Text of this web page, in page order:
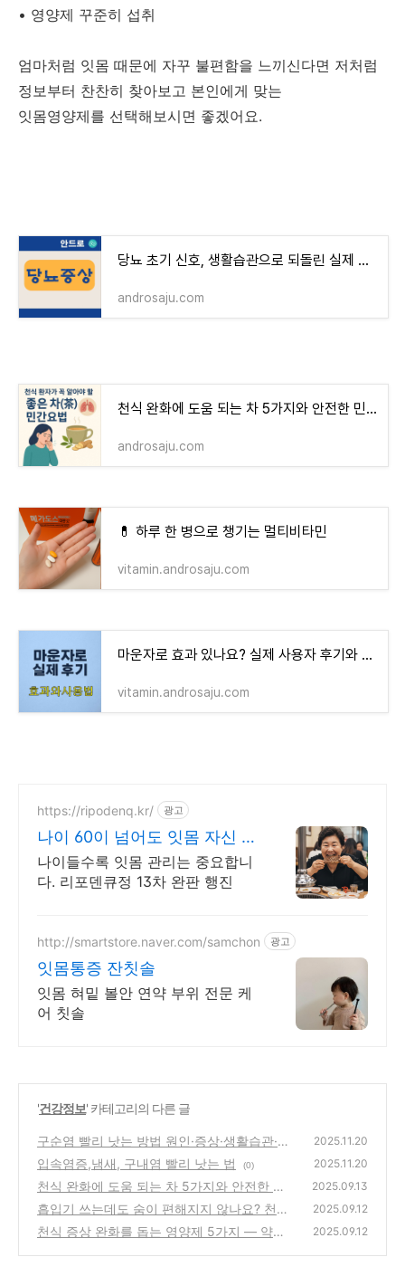
• 영양제 꾸준히 섭취
엄마처럼 잇몸 때문에 자꾸 불편함을 느끼신다면 저처럼
정보부터 찬찬히 찾아보고 본인에게 맞는
잇몸영양제를 선택해보시면 좋겠어요.
당뇨 초기 신호, 생활습관으로 되돌린 실제 변화
androsaju.com
천식 완화에 도움 되는 차 5가지와 안전한 민간요법 가이드
androsaju.com
💊 하루 한 병으로 챙기는 멀티비타민
vitamin.androsaju.com
마운자로 효과 있나요? 실제 사용자 후기와 단점, 주의사항 정리
vitamin.androsaju.com
https://ripodenq.kr/ 광고
나이 60이 넘어도 잇몸 자신 있
습니다!
나이들수록 잇몸 관리는 중요합니
다. 리포덴큐정 13차 완판 행진
http://smartstore.naver.com/samchon 광고
잇몸통증 잔칫솔
잇몸 혀밑 볼안 연약 부위 전문 케
어 칫솔
'건강정보' 카테고리의 다른 글
구순염 빨리 낫는 방법 원인·증상·생활습관·연
고 사용법
(0)
2025.11.20
입속염증,냄새, 구내염 빨리 낫는 법 (0) 2025.11.20
천식 완화에 도움 되는 차 5가지와 안전한 민
간요법 가이드
(0)
2025.09.13
흡입기 쓰는데도 숨이 편해지지 않나요? 천식
흡입기 제대로 쓰는 법
(0)
2025.09.12
천식 증상 완화를 돕는 영양제 5가지 — 약만
2025.09.12